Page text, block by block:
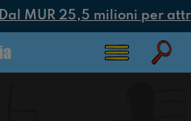
Dal MUR 25,5 milioni per